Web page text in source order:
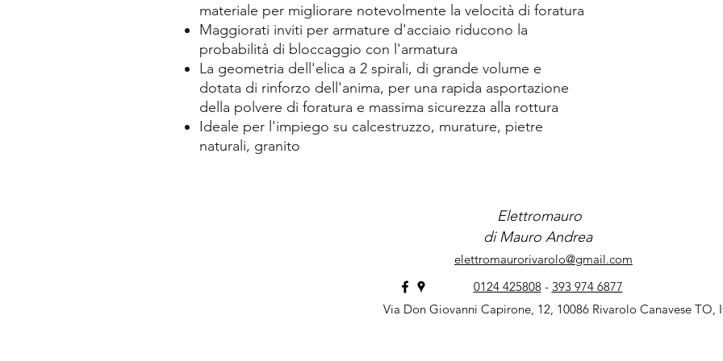
materiale per migliorare notevolmente la velocità di foratura
Maggiorati inviti per armature d'acciaio riducono la
probabilità di bloccaggio con l'armatura
La geometria dell'elica a 2 spirali, di grande volume e
dotata di rinforzo dell'anima, per una rapida asportazione
della polvere di foratura e massima sicurezza alla rottura
Ideale per l'impiego su calcestruzzo, murature, pietre
naturali, granito
Elettromauro
di Mauro Andrea
elettromaurorivarolo@gmail.com
0124 425808- 393 974 6877
Via Don Giovanni Capirone, 12, 10086 Rivarolo Canavese TO,